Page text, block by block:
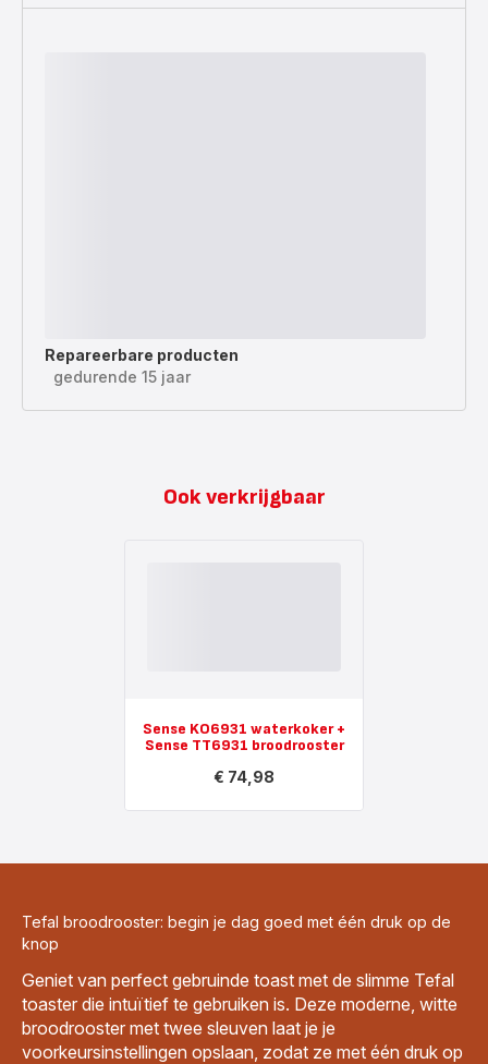
Repareerbare producten
gedurende 15 jaar
Ook verkrijgbaar
Sense KO6931 waterkoker +
Sense TT6931 broodrooster
€ 74,98
meer
KO6931
TT6931
€ 74,98
Tefal broodrooster: begin je dag goed met één druk op de
knop
Geniet van perfect gebruinde toast met de slimme Tefal
toaster die intuïtief te gebruiken is. Deze moderne, witte
broodrooster met twee sleuven laat je je
voorkeursinstellingen opslaan, zodat ze met één druk op